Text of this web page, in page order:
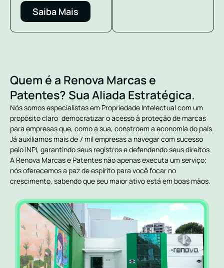
Saiba Mais
Quem é a Renova Marcas e
Patentes? Sua Aliada Estratégica.
Nós somos especialistas em Propriedade Intelectual com um
propósito claro: democratizar o acesso à proteção de marcas
para empresas que, como a sua, constroem a economia do país.
Já auxiliamos mais de 7 mil empresas a navegar com sucesso
pelo INPI, garantindo seus registros e defendendo seus direitos.
A Renova Marcas e Patentes não apenas executa um serviço;
nós oferecemos a paz de espírito para você focar no
crescimento, sabendo que seu maior ativo está em boas mãos.